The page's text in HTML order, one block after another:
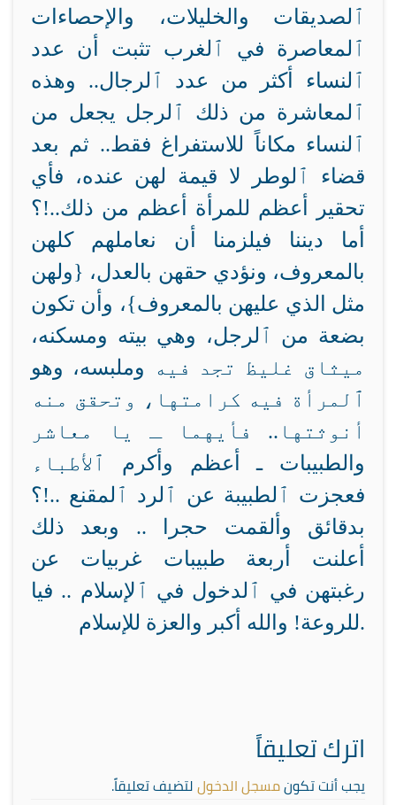
ٱلصديقات والخليلات، والإحصاءات
ٱلمعاصرة في ٱلغرب تثبت أن عدد
ٱلنساء أكثر من عدد ٱلرجال.. وهذه
ٱلمعاشرة من ذلك ٱلرجل يجعل من
ٱلنساء مكاناً للاستفراغ فقط.. ثم بعد
قضاء ٱلوطر لا قيمة لهن عنده، فأي
تحقير أعظم للمرأة أعظم من ذلك..!؟
أما ديننا فيلزمنا أن نعاملهم كلهن
بالمعروف، ونؤدي حقهن بالعدل، {ولهن
مثل الذي عليهن بالمعروف}، وأن تكون
بضعة من ٱلرجل، وهي بيته ومسكنه،
وملبسه، وهو
ميثاق غليظ تجد فيه
ٱلمرأة فيه كرامتها، وتحقق منه
أنوثتها.. فأيهما ـ يا معاشر
ٱلأطباء
والطبيبات ـ أعظم وأكرم
..!؟ فعجزت ٱلطبيبة عن ٱلرد ٱلمقنع
وألقمت حجرا .. وبعد ذلك
بدقائق
أعلنت أربعة طبيبات غربيات عن
رغبتهن في ٱلدخول في ٱلإسلام .. فيا
للروعة! والله أكبر والعزة للإسلام.
اترك تعليقاً
يجب أنت تكونمسجل الدخوللتضيف تعليقاً.